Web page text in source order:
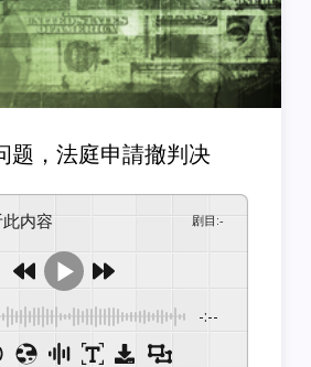
题，法庭申請撤判决
此内容 剧目 :-
-:--